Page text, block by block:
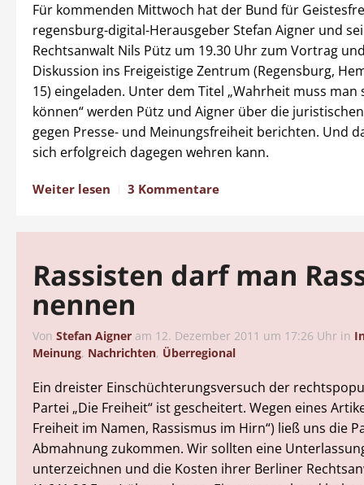
Für kommenden Mittwoch hat der Bund für
regensburg-digital-Herausgeber Stefan Aigner und
Rechtsanwalt Nils Pütz um 19.30 Uhr zum Vortrag
Diskussion ins Freigeistige Zentrum (Regensburg,
15) eingeladen. Unter dem Titel „Wahrheit muss man
können“ werden Pütz und Aigner über die
gegen Presse- und Meinungsfreiheit berichten. Und
sich erfolgreich dagegen wehren kann.
Weiter lesen 3 Kommentare
Rassisten darf man
nennen
Von Stefan Aigner am 12. Dezember 2011 um 17:26 Uhr in
Meinung, Nachrichten, Überregional
Ein dreister Einschüchterungsversuch der
Partei „Die Freiheit“ ist gescheitert. Wegen eines
Freiheit im Namen, Rassismus im Hirn“) ließ uns die
Abmahnung zukommen. Wir sollten eine
unterzeichnen und die Kosten ihrer Berliner